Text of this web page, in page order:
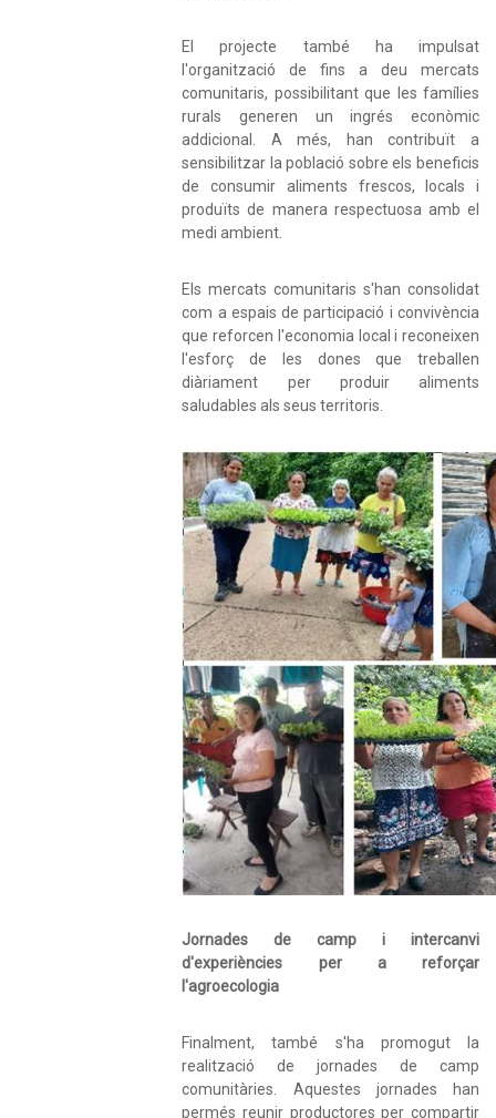
El projecte també ha impulsat
l'organització de fins a deu mercats
comunitaris, possibilitant que les famílies
rurals generen un ingrés econòmic
addicional. A més, han contribuït a
sensibilitzar la població sobre els beneficis
de consumir aliments frescos, locals i
produïts de manera respectuosa amb el
medi ambient.
Els mercats comunitaris s'han consolidat
com a espais de participació i convivència
que reforcen l'economia local i reconeixen
l'esforç de les dones que treballen
diàriament per produir aliments
saludables als seus territoris.
Jornades de camp i intercanvi
d'experiències per a reforçar
l'agroecologia
Finalment, també s'ha promogut la
realització de jornades de camp
comunitàries. Aquestes jornades han
permés reunir productores per compartir